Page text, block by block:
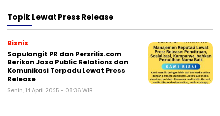
TopikLewat Press Release
Bisnis
Sapulangit PR dan Persrilis.com
Berikan Jasa Public Relations dan
Komunikasi Terpadu Lewat Press
Release
Senin, 14 April 2025 - 08:36 WIB